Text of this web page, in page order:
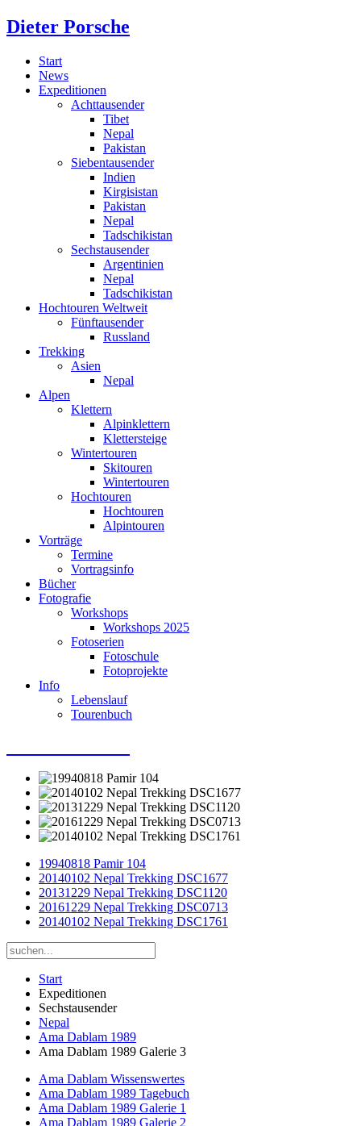
Dieter Porsche
Start
News
Expeditionen
Achttausender
Tibet
Nepal
Pakistan
Siebentausender
Indien
Kirgisistan
Pakistan
Nepal
Tadschikistan
Sechstausender
Argentinien
Nepal
Tadschikistan
Hochtouren Weltweit
Fünftausender
Russland
Trekking
Asien
Nepal
Alpen
Klettern
Alpinklettern
Klettersteige
Wintertouren
Skitouren
Wintertouren
Hochtouren
Hochtouren
Alpintouren
Vorträge
Termine
Vortragsinfo
Bücher
Fotografie
Workshops
Workshops 2025
Fotoserien
Fotoschule
Fotoprojekte
Info
Lebenslauf
Tourenbuch
19940818 Pamir 104
20140102 Nepal Trekking DSC1677
20131229 Nepal Trekking DSC1120
20161229 Nepal Trekking DSC0713
20140102 Nepal Trekking DSC1761
Start
Expeditionen
Sechstausender
Nepal
Ama Dablam 1989
Ama Dablam 1989 Galerie 3
Ama Dablam Wissenswertes
Ama Dablam 1989 Tagebuch
Ama Dablam 1989 Galerie 1
Ama Dablam 1989 Galerie 2